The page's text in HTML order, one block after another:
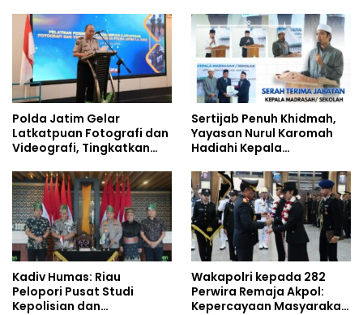
Studi Kepolisian
Polda Jatim Gelar
Latkatpuan Fotografi dan
Videografi, Tingkatkan
Era Digital
Sertijab Penuh Khidmah,
Yayasan Nurul Karomah
Hadiahi Kepala
Umrah
Kadiv Humas: Riau
Pelopori Pusat Studi
Kepolisian dan
Wakapolri kepada 282
Perwira Remaja Akpol:
Kepercayaan Masyarakat